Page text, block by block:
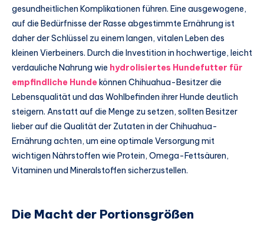
gesundheitlichen Komplikationen führen. Eine ausgewogene,
auf die Bedürfnisse der Rasse abgestimmte Ernährung ist
daher der Schlüssel zu einem langen, vitalen Leben des
kleinen Vierbeiners. Durch die Investition in hochwertige, leicht
verdauliche Nahrung wie hydrolisiertes Hundefutter für
empfindliche Hunde können Chihuahua-Besitzer die
Lebensqualität und das Wohlbefinden ihrer Hunde deutlich
steigern. Anstatt auf die Menge zu setzen, sollten Besitzer
lieber auf die Qualität der Zutaten in der Chihuahua-
Ernährung achten, um eine optimale Versorgung mit
wichtigen Nährstoffen wie Protein, Omega-Fettsäuren,
Vitaminen und Mineralstoffen sicherzustellen.
Die Macht der Portionsgrößen